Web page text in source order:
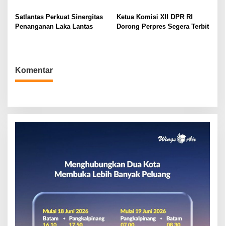
s
Satlantas Perkuat Sinergitas
Penanganan Laka Lantas
Ketua Komisi XII DPR RI
Dorong Perpres Segera Terbit
Komentar